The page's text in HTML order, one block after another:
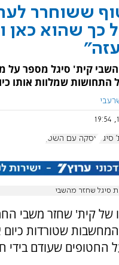
כך שהוא כאן
השבי קית' סיגל מספר על
התחושות שמלוות אותו
סיגל עסקה עם השטן
סיגל שחזר מהשבי
של קית' שחזר משבי
7 על המחשבות שטורדות
החטופים שעודם בידי